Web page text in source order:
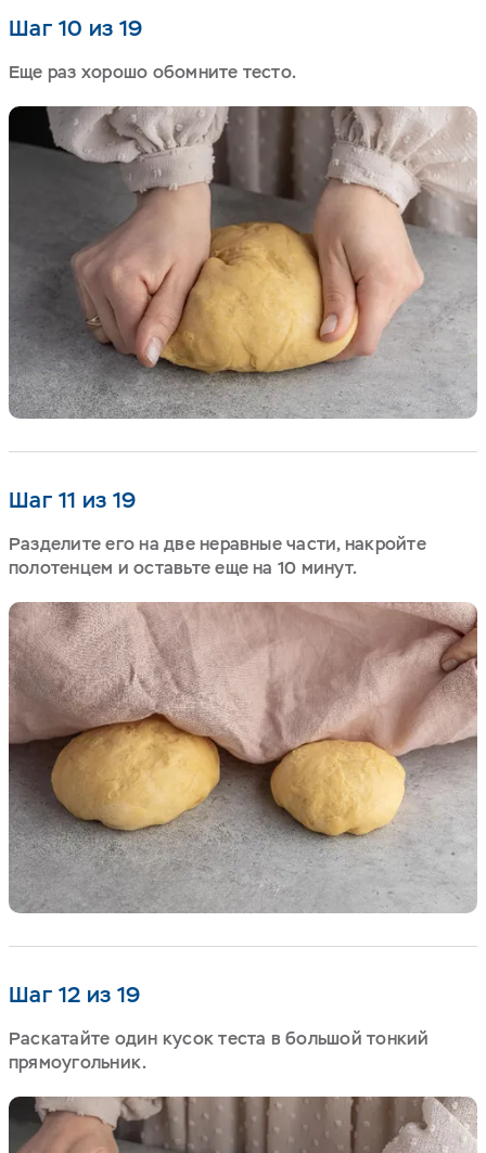
Шаг 10 из 19
Еще раз хорошо обомните тесто.
Шаг 11 из 19
Разделите его на две неравные части, накройте
полотенцем и оставьте еще на 10 минут.
Шаг 12 из 19
Раскатайте один кусок теста в большой тонкий
прямоугольник.